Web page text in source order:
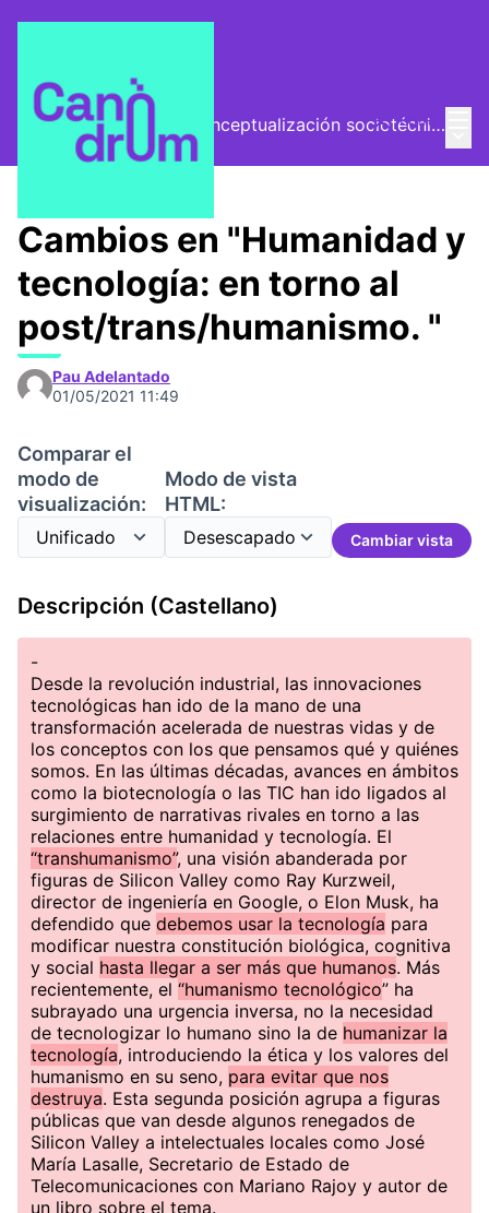
EntraEl Vector (vector de conceptualización sociotécnica)
Encuentros
Cambios en "Humanidad y
tecnología: en torno al
post/trans/humanismo. "
Pau Adelantado
01/05/2021 11:49
Comparar el
modo de
visualización:
Modo de vista
HTML:
Cambiar vista
Descripción (Castellano)
-
Desde la revolución industrial, las innovaciones
tecnológicas han ido de la mano de una
transformación acelerada de nuestras vidas y de
los conceptos con los que pensamos qué y quiénes
somos. En las últimas décadas, avances en ámbitos
como la biotecnología o las TIC han ido ligados al
surgimiento de narrativas rivales en torno a las
relaciones entre humanidad y tecnología. El
“transhumanismo”, una visión abanderada por
figuras de Silicon Valley como Ray Kurzweil,
director de ingeniería en Google, o Elon Musk, ha
defendido que debemos usar la tecnología para
modificar nuestra constitución biológica, cognitiva
y social hasta llegar a ser más que humanos. Más
recientemente, el “humanismo tecnológico” ha
subrayado una urgencia inversa, no la necesidad
de tecnologizar lo humano sino la de humanizar la
tecnología, introduciendo la ética y los valores del
humanismo en su seno, para evitar que nos
destruya. Esta segunda posición agrupa a figuras
públicas que van desde algunos renegados de
Silicon Valley a intelectuales locales como José
María Lasalle, Secretario de Estado de
Telecomunicaciones con Mariano Rajoy y autor de
un libro sobre el tema.